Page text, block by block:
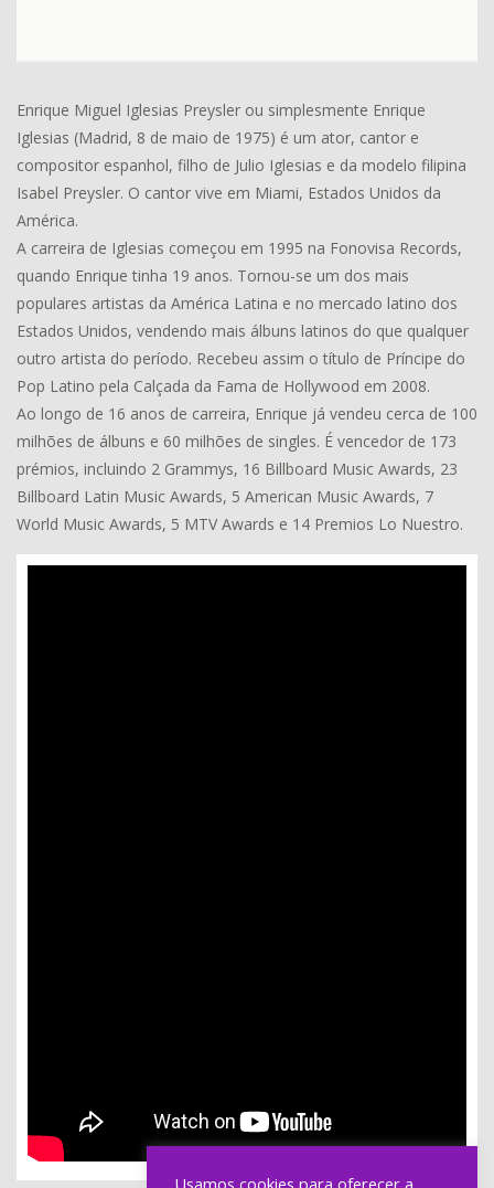
Enrique Miguel Iglesias Preysler ou simplesmente Enrique
Iglesias (Madrid, 8 de maio de 1975) é um ator, cantor e
compositor espanhol, filho de Julio Iglesias e da modelo filipina
Isabel Preysler. O cantor vive em Miami, Estados Unidos da
América.
A carreira de Iglesias começou em 1995 na Fonovisa Records,
quando Enrique tinha 19 anos. Tornou-se um dos mais
populares artistas da América Latina e no mercado latino dos
Estados Unidos, vendendo mais álbuns latinos do que qualquer
outro artista do período. Recebeu assim o título de Príncipe do
Pop Latino pela Calçada da Fama de Hollywood em 2008.
Ao longo de 16 anos de carreira, Enrique já vendeu cerca de 100
milhões de álbuns e 60 milhões de singles. É vencedor de 173
prémios, incluindo 2 Grammys, 16 Billboard Music Awards, 23
Billboard Latin Music Awards, 5 American Music Awards, 7
World Music Awards, 5 MTV Awards e 14 Premios Lo Nuestro.
Usamos cookies para oferecer a